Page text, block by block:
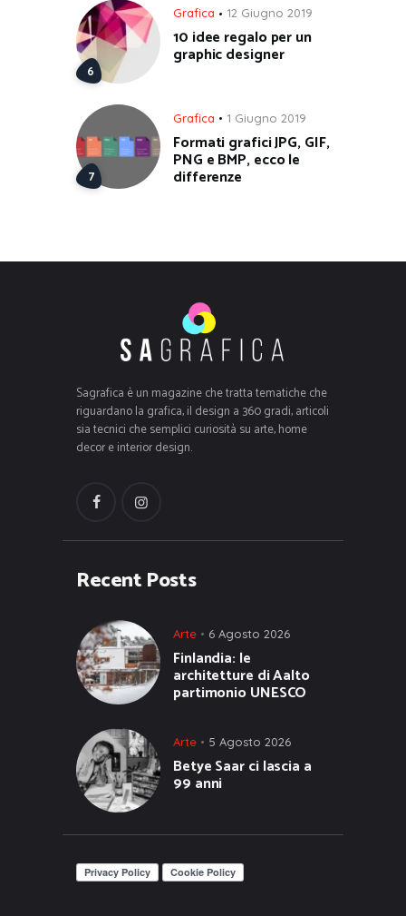
Grafica 12 Giugno 2019
10 idee regalo per un
graphic designer
Grafica 1 Giugno 2019
Formati grafici JPG, GIF,
PNG e BMP, ecco le
differenze
Sagrafica è un magazine che tratta tematiche che
riguardano la grafica, il design a 360 gradi, articoli
sia tecnici che semplici curiosità su arte, home
decor e interior design.
Recent Posts
Arte 6 Agosto 2026
Finlandia: le
architetture di Aalto
partimonio UNESCO
Arte 5 Agosto 2026
Betye Saar ci lascia a
99 anni